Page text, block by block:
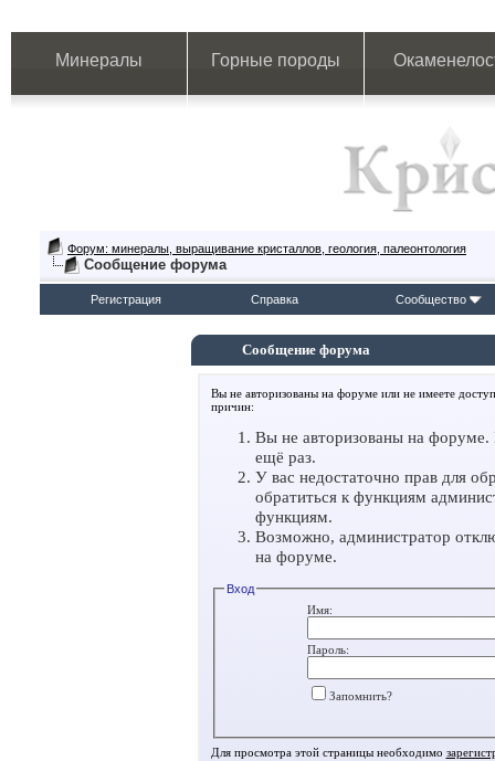
Минералы Горные породы
Форум: минералы, выращивание кристаллов, геология, палеонтология
Сообщение форума
Регистрация Справка Сообщество
Сообщение форума
Вы не авторизованы на форуме или не имеете
причин:
Вы не авторизованы на форуме.
ещё раз.
У вас недостаточно прав для
обратиться к функциям
функциям.
Возможно, администратор
на форуме.
Вход
Имя:
Пароль:
Запомнить?
Для просмотра этой страницы необходимо